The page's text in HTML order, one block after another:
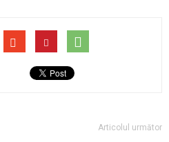
Articolul următor